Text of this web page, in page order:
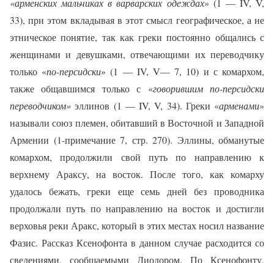
33), при этом вкладывая в этот смысл географическое, а не
этническое понятие, так как греки постоянно общались с
женщинами и девушками, отвечающими их переводчику
только «по-персидски» (1 — IV,V— 7, 10) и с комархом,
также общавшимся только с «говорившим по-персидски
переводчиком» эллинов (1 — IV,V, 34). Греки «арменами»
называли союз племен, обитавший в Восточной и Западной
Армении (1-примечание 7, стр. 270). Эллины, обманутые
комархом, продолжили свой путь по направлению к
верхнему Араксу, на восток. После того, как комарху
удалось бежать, греки еще семь дней без проводника
продолжали путь по направлению на восток и достигли
верховья реки Аракс, который в этих местах носил название
Фазис. Рассказ Ксенофонта в данном случае расходится со
сведениями, сообщаемыми Диодором. По Ксенофонту,